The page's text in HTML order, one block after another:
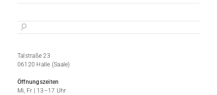
Talstraße 23
06120 Halle (Saale)
Öffnungszeiten
Mi, Fr | 13–17 Uhr